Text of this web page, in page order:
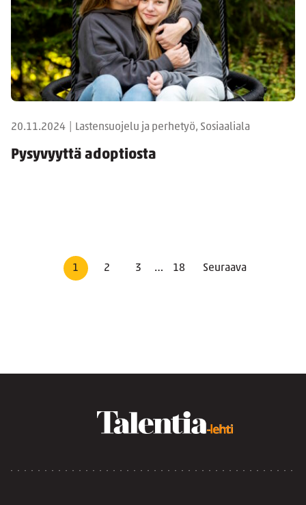
20.11.2024 Lastensuojelu ja perhetyö, Sosiaaliala
Pysyvyyttä adoptiosta
1 2 3 … 18 Seuraava